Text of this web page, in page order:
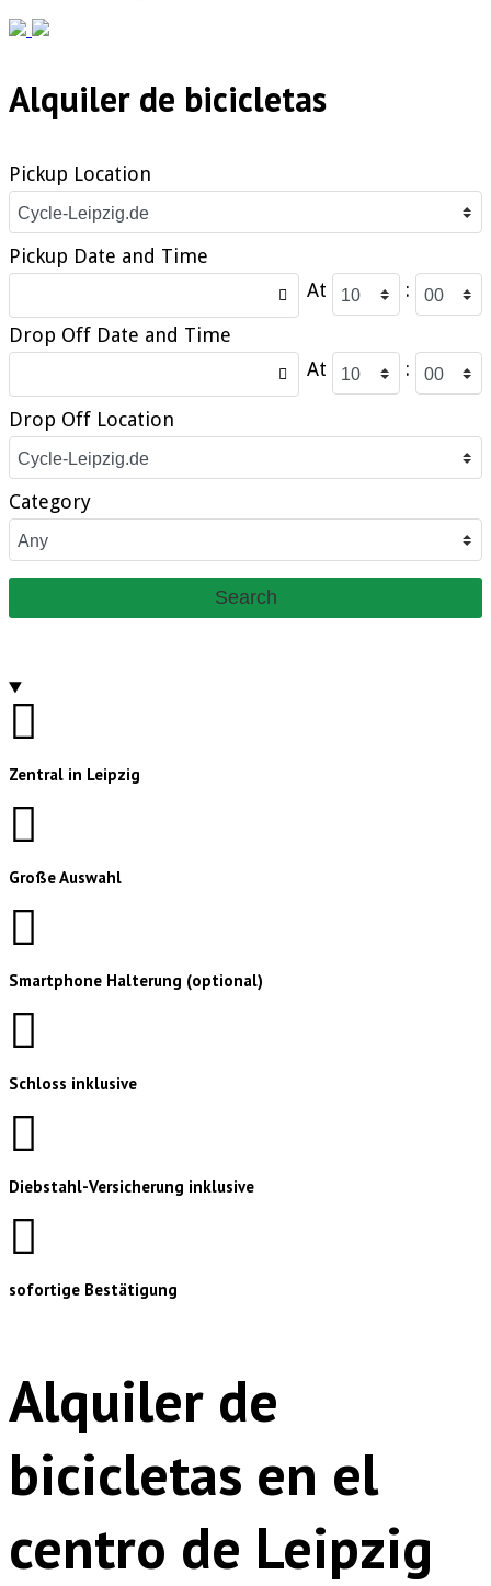
Previous
Next
Alquiler de bicicletas
Pickup Location
Pickup Date and Time
At
:
Drop Off Date and Time
At
:
Drop Off Location
Category
Search
Zentral in Leipzig
Große Auswahl
Smartphone Halterung (optional)
Schloss inklusive
Diebstahl-Versicherung inklusive
sofortige Bestätigung
Alquiler de
bicicletas en el
centro de Leipzig